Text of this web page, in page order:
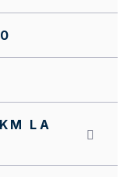
FFIE 2025
FFIE 2025
FFIE 2025
FFIE 2025
FFIE 2025
FFIE 2025
LA